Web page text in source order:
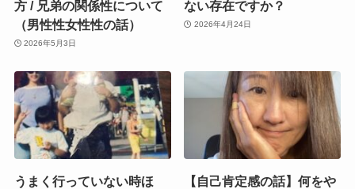
方 / 兄弟の関係性について
（男性性女性性の話）
2026年5月3日
ない存在ですか？
2026年4月24日
うまく行っていない時ほ
【自己肯定感の話】何をや